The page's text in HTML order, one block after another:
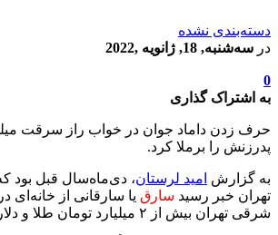
دسته‌بندی نشده
در سه‌شنبه, 18, ژانویه ,2022
0
به اشتراک گذاری
حرف زدن داماد جوان در خواب راز سرقت
پدرزنش را برملا کرد.
به گزارش امید لرستان، دی‌ماه‌سال قبل بود
تهران خبر رسید سارق یا سارقانی از خانه‌ای
شرقی تهران بیش از ۲ میلیارد تومان طلا و دلار سرقت کرده‌اند.